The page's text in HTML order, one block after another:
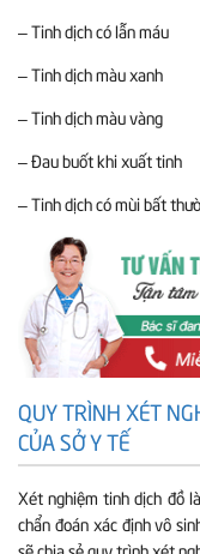
– Tinh dịch có lẫn máu
– Tinh dịch màu xanh
– Tinh dịch màu vàng
– Đau buốt khi xuất tinh
– Tinh dịch có mùi bất
QUY TRÌNH XÉT
CỦA SỞ Y TẾ
Xét nghiệm tinh dịch đồ
chẩn đoán xác định vô